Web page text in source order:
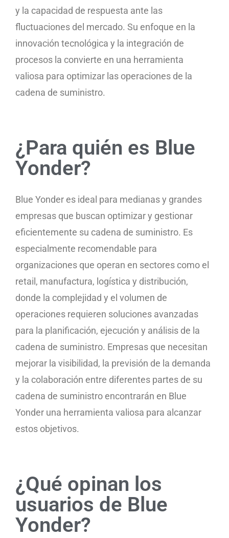
y la capacidad de respuesta ante las
fluctuaciones del mercado. Su enfoque en la
innovación tecnológica y la integración de
procesos la convierte en una herramienta
valiosa para optimizar las operaciones de la
cadena de suministro.
¿Para quién es Blue
Yonder?
Blue Yonder es ideal para medianas y grandes
empresas que buscan optimizar y gestionar
eficientemente su cadena de suministro. Es
especialmente recomendable para
organizaciones que operan en sectores como el
retail, manufactura, logística y distribución,
donde la complejidad y el volumen de
operaciones requieren soluciones avanzadas
para la planificación, ejecución y análisis de la
cadena de suministro. Empresas que necesitan
mejorar la visibilidad, la previsión de la demanda
y la colaboración entre diferentes partes de su
cadena de suministro encontrarán en Blue
Yonder una herramienta valiosa para alcanzar
estos objetivos.
¿Qué opinan los
usuarios de Blue
Yonder?